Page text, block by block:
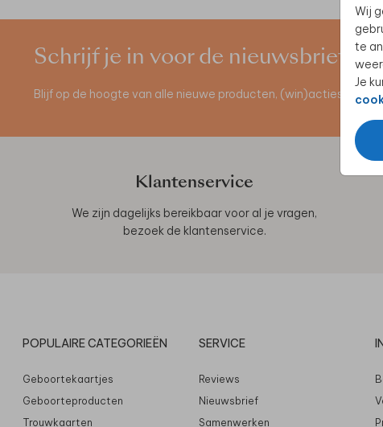
Wij
te
Je
Schrijf je in voor de nieuwsbrief
Blijf op de hoogte van alle nieuwe producten, (win)acties en
Klantenservice
We zijn dagelijks bereikbaar voor al je vragen,
bezoek de klantenservice.
POPULAIRE CATEGORIEËN
Geboortekaartjes
Geboorteproducten
Trouwkaarten
SERVICE
Reviews
Nieuwsbrief
Samenwerken